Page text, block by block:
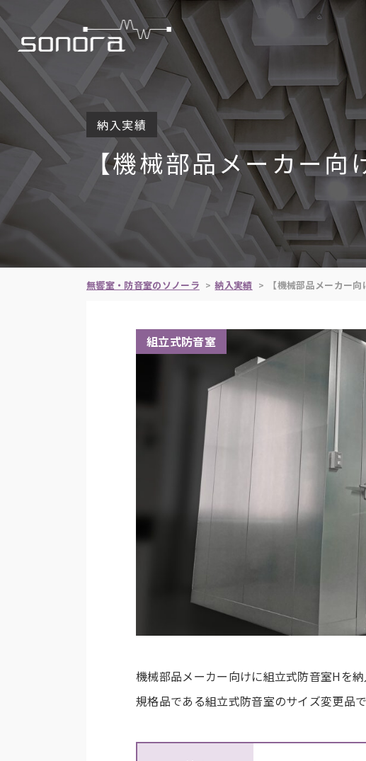
納入実績
【機械部品メーカー
無響室・防音室のソノーラ 納入実績 【機械部品メーカー
組立式防音室
機械部品メーカー向けに組立式防音室Hを納
規格品である組立式防音室のサイズ変更品で